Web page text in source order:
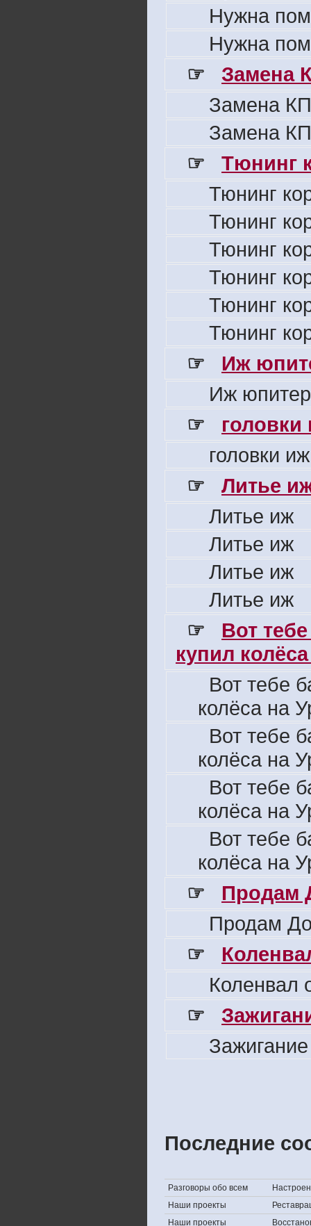
Нужна
Нужна
☞
Замена
Замена
Замена
☞
Тюнинг
Тюнинг
Тюнинг
Тюнинг
Тюнинг
Тюнинг
Тюнинг
☞
Иж
Иж
☞
головки
☞
Литье
Литье иж
Литье иж
Литье иж
Литье иж
☞
Вот
купил
Вот тебе
колёса на
Вот тебе
колёса на
Вот тебе
колёса на
Вот тебе
колёса на
☞
Продам
Продам
☞
Коленвал
☞
Последние
Разговоры обо всем
Наши проекты
Наши проекты